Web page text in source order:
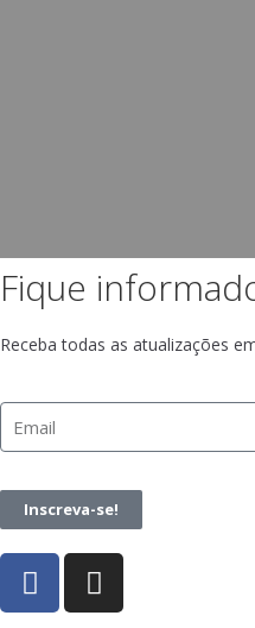
Fique
Receba todas as atualizações
Inscreva-se!